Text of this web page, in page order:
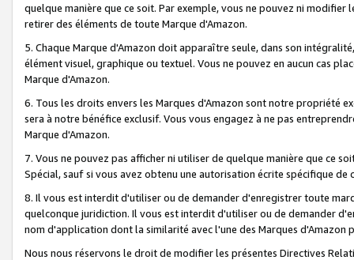
quelque manière que ce soit. Par exemple, vous ne pouvez ni
retirer des éléments de toute Marque d'Amazon.
5. Chaque Marque d'Amazon doit apparaître seule, dans son
élément visuel, graphique ou textuel. Vous ne pouvez en aucun cas
Marque d'Amazon.
6. Tous les droits envers les Marques d'Amazon sont notre propriété
sera à notre bénéfice exclusif. Vous vous engagez à ne pas
Marque d'Amazon.
7. Vous ne pouvez pas afficher ni utiliser de quelque manière que ce
Spécial, sauf si vous avez obtenu une autorisation écrite spécifique de
8. Il vous est interdit d'utiliser ou de demander d'enregistrer toute
quelconque juridiction. Il vous est interdit d'utiliser ou de demander
nom d'application dont la similarité avec l'une des Marques
Nous nous réservons le droit de modifier les présentes Directives